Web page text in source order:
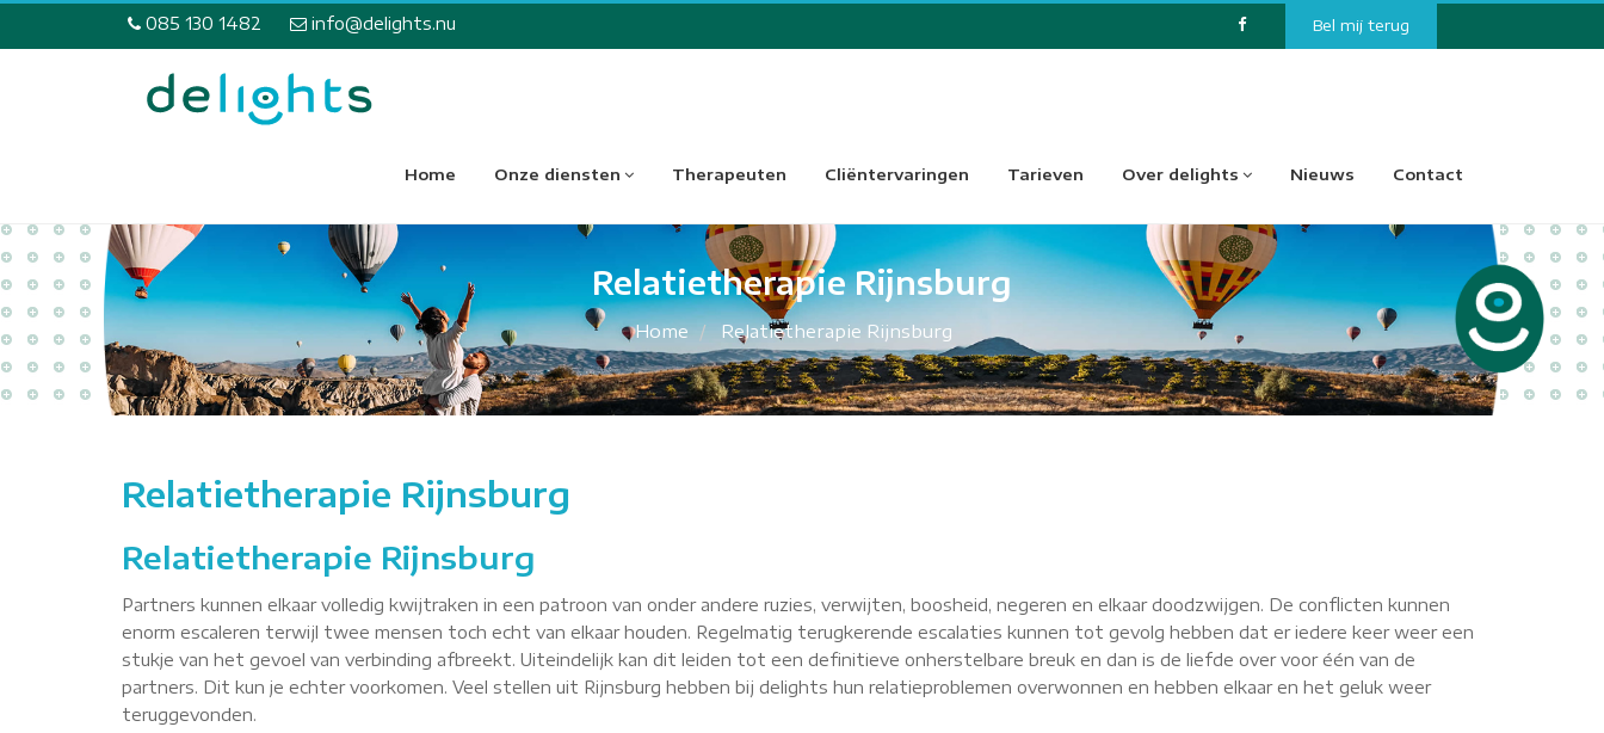
085 130 1482 info@delights.nu Bel mij terug
Home Onze diensten Therapeuten Cliëntervaringen Tarieven Over delights Nieuws Contact
Relatietherapie Rijnsburg
Home Relatietherapie Rijnsburg
Relatietherapie Rijnsburg
Relatietherapie Rijnsburg
Partners kunnen elkaar volledig kwijtraken in een patroon van onder andere ruzies, verwijten, boosheid, negeren en elkaar doodzwijgen. De conflicten kunnen
enorm escaleren terwijl twee mensen toch echt van elkaar houden. Regelmatig terugkerende escalaties kunnen tot gevolg hebben dat er iedere keer weer een
stukje van het gevoel van verbinding afbreekt. Uiteindelijk kan dit leiden tot een definitieve onherstelbare breuk en dan is de liefde over voor één van de
partners. Dit kun je echter voorkomen. Veel stellen uit Rijnsburg hebben bij delights hun relatieproblemen overwonnen en hebben elkaar en het geluk weer
teruggevonden.